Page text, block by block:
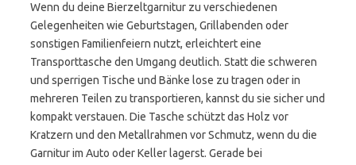
Wenn du deine Bierzeltgarnitur zu verschiedenen
Gelegenheiten wie Geburtstagen, Grillabenden oder
sonstigen Familienfeiern nutzt, erleichtert eine
Transporttasche den Umgang deutlich. Statt die schweren
und sperrigen Tische und Bänke lose zu tragen oder in
mehreren Teilen zu transportieren, kannst du sie sicher und
kompakt verstauen. Die Tasche schützt das Holz vor
Kratzern und den Metallrahmen vor Schmutz, wenn du die
Garnitur im Auto oder Keller lagerst. Gerade bei